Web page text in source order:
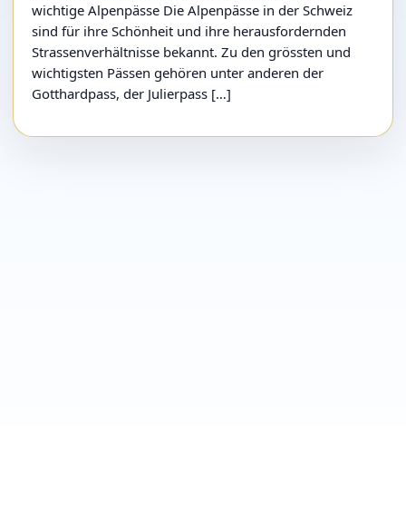
wichtige Alpenpässe Die Alpenpässe in der Schweiz
sind für ihre Schönheit und ihre herausfordernden
Strassenverhältnisse bekannt. Zu den grössten und
wichtigsten Pässen gehören unter anderen der
Gotthardpass, der Julierpass […]